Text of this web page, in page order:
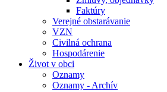
Faktúry
Verejné obstarávanie
VZN
Civilná ochrana
Hospodárenie
Život v obci
Oznamy
Oznamy - Archív